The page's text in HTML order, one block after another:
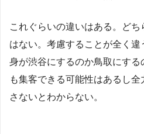
これぐらいの違いはある。ど
はない。考慮することが全く
身が渋谷にするのか鳥取にす
も集客できる可能性はあるし全
さないとわからない。